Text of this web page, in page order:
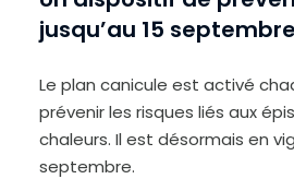
jusqu’au 15 septembre
Le plan canicule est activé
prévenir les risques liés aux
chaleurs. Il est désormais en
septembre.